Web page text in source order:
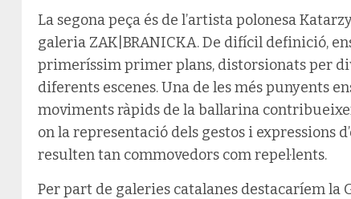
La segona peça és de l’artista polonesa
galeria ZAK|BRANICKA. De difícil definició,
primeríssim primer plans, distorsionats per
diferents escenes. Una de les més punyents
moviments ràpids de la ballarina
on la representació dels gestos i expressions
resulten tan commovedors com repel·lents.
Per part de galeries catalanes destacaríem la